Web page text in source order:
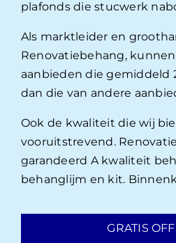
plafonds die stucwerk
Als marktleider en
Renovatiebehang,
aanbieden die gemiddeld
dan die van andere
Ook de kwaliteit die wij
vooruitstrevend.
garandeerd A kwaliteit
behanglijm en kit.
GRATIS